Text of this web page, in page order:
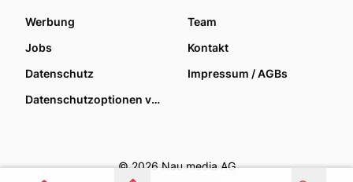
Werbung
Team
Jobs
Kontakt
Datenschutz
Impressum / AGBs
Datenschutzoptionen verwalten
© 2026 Nau media AG